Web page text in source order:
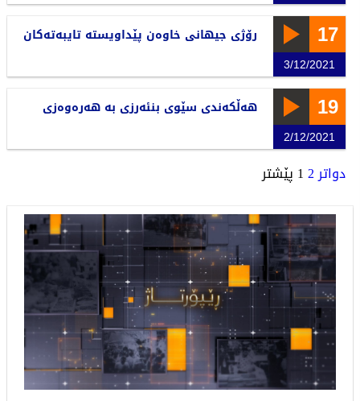
17
3/12/2021
رۆژی جیهانی خاوەن پێداویستە تایبەتەکان
19
2/12/2021
هەڵکەندی سێوی بنئەرزی بە هەرەوەزی
دواتر 1 2 پێشتر